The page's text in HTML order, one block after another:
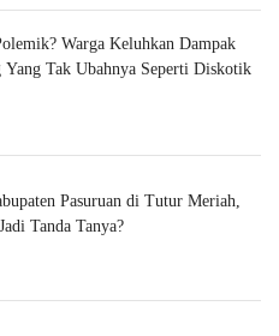
Warga Keluhkan Dampak
Yang Tak Ubahnya Seperti Diskotik
Pasuruan di Tutur Meriah,
Tanda Tanya?